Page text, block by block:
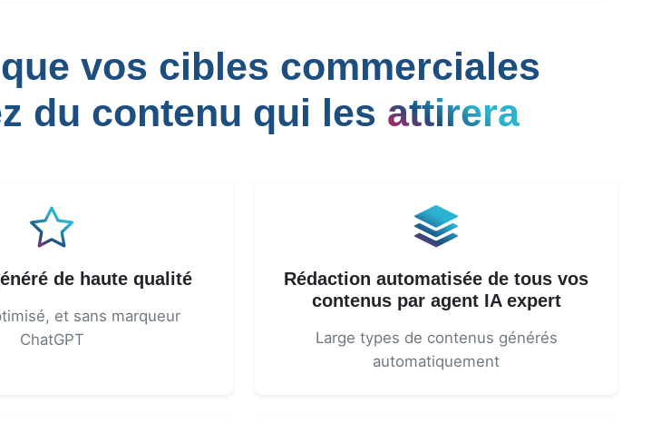
vos cibles commerciales
du contenu qui les attirera
de haute qualité
et sans marqueur
ChatGPT
Rédaction automatisée de tous vos
contenus par agent IA expert
Large types de contenus générés
automatiquement